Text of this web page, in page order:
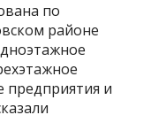
по
районе
предприятия и